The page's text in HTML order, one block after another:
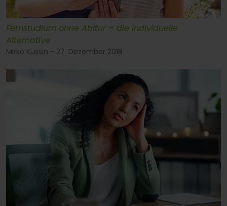
Fernstudium ohne Abitur – die individuelle
Alternative
Mirko Kussin - 27. Dezember 2018